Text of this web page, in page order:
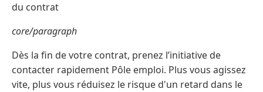
du contrat
core/paragraph
Dès la fin de votre contrat, prenez l’initiative de
contacter rapidement Pôle emploi. Plus vous agissez
vite, plus vous réduisez le risque d'un retard dans le